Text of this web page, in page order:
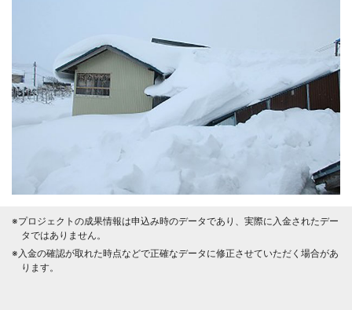
※プロジェクトの成果情報は申込み時のデータであり、実際に入金されたデー
タではありません。
※入金の確認が取れた時点などで正確なデータに修正させていただく場合があ
ります。